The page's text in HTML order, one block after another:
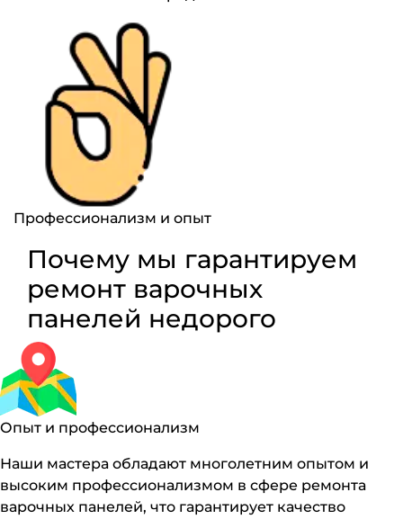
Профессионализм и опыт
Почему мы гарантируем
ремонт варочных
панелей недорого
Опыт и профессионализм
Наши мастера обладают многолетним опытом и
высоким профессионализмом в сфере ремонта
варочных панелей, что гарантирует качество